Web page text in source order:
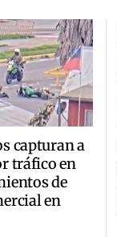
capturan a
tráfico en
de
en